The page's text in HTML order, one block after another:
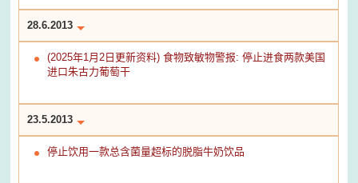
28.6.2013
(2025年1月2日更新资料) 食物致敏物警报: 停止进食两款美国
进口朱古力葡萄干
23.5.2013
停止饮用一款总含菌量超标的脱脂牛奶饮品